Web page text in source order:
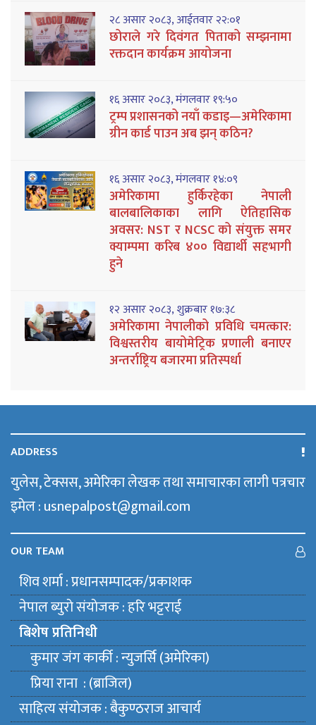
२८ असार २०८३, आईतवार २२:०१
छोराले गरे दिवंगत पिताको सम्झनामा
रक्तदान कार्यक्रम आयोजना
१६ असार २०८३, मंगलवार १९:५०
ट्रम्प प्रशासनको नयाँ कडाइ—अमेरिकामा
ग्रीन कार्ड पाउन अब झन् कठिन?
१६ असार २०८३, मंगलवार १४:०९
अमेरिकामा हुर्किरहेका नेपाली
बालबालिकाका लागि ऐतिहासिक
अवसर: NST र NCSC को संयुक्त समर
क्याम्पमा करिब ४०० विद्यार्थी सहभागी
हुने
१२ असार २०८३, शुक्रबार १७:३८
अमेरिकामा नेपालीको प्रविधि चमत्कार:
विश्वस्तरीय बायोमेट्रिक प्रणाली बनाएर
अन्तर्राष्ट्रिय बजारमा प्रतिस्पर्धा
ADDRESS
युलेस, टेक्सस, अमेरिका लेखक तथा समाचारका लागी पत्रचार
इमेल : usnepalpost@gmail.com
OUR TEAM
शिव शर्मा : प्रधानसम्पादक/प्रकाशक
नेपाल ब्युराे संयाेजक : हरि भट्टराई
बिशेष प्रतिनिधी
कुमार जंग कार्की : न्युजर्सि (अमेरिका)
प्रिया राना : (ब्राजिल)
साहित्य संयाेजक : बैकुण्ठराज आचार्य